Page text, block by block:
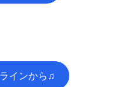
インから♫